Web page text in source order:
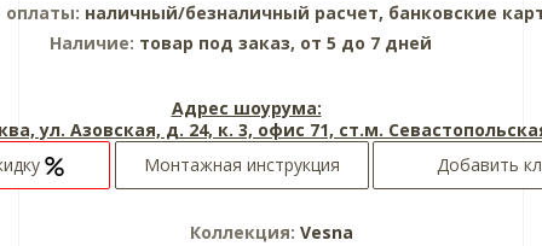
оплаты: наличный/безналичный расчет, банковские
Наличие: товар под заказ, от 5 до 7 дней
Адрес шоурума:
ул. Азовская, д. 24, к. 3, офис 71, ст.м.
Монтажная инструкция Добавить
Коллекция: Vesna